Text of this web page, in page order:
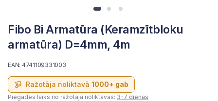
Fibo Bi Armatūra (Keramzītbloku
armatūra) D=4mm, 4m
Ražotāja noliktavā 1000+ gab
EAN: 4741109331003
Piegādes laiks no ražotāja noliktavas: 3-7 dienas